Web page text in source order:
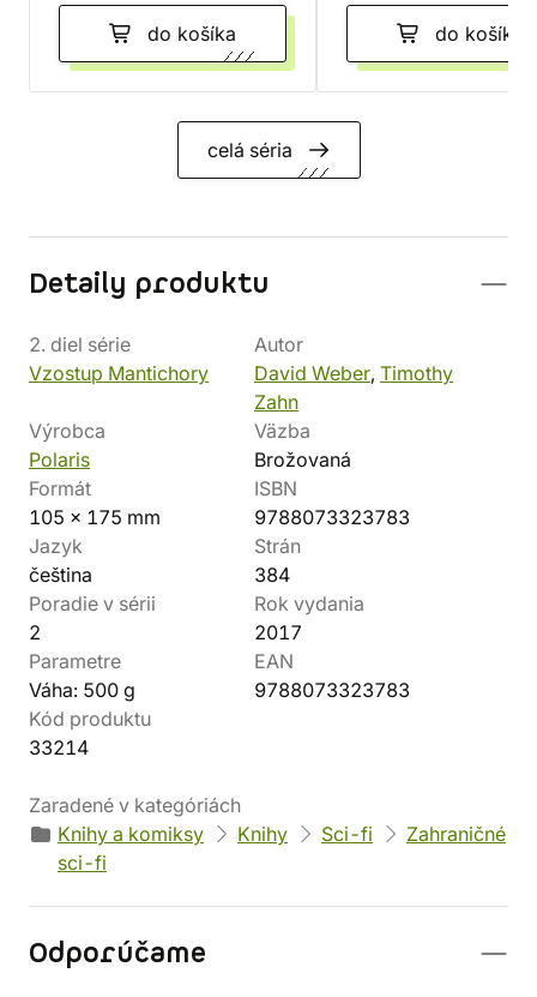
do košíka do košíka
celá séria
Detaily produktu
2. diel série
Vzostup Mantichory
Autor
David Weber, Timothy
Zahn
Výrobca
Polaris
Väzba
Brožovaná
Formát
105 x 175 mm
ISBN
9788073323783
Jazyk
čeština
Strán
384
Poradie v sérii
2
Rok vydania
2017
Parametre
Váha: 500 g
EAN
9788073323783
Kód produktu
33214
Zaradené v kategóriách
Knihy a komiksy
Knihy Sci-fi
Zahraničné
sci-fi
Odporúčame